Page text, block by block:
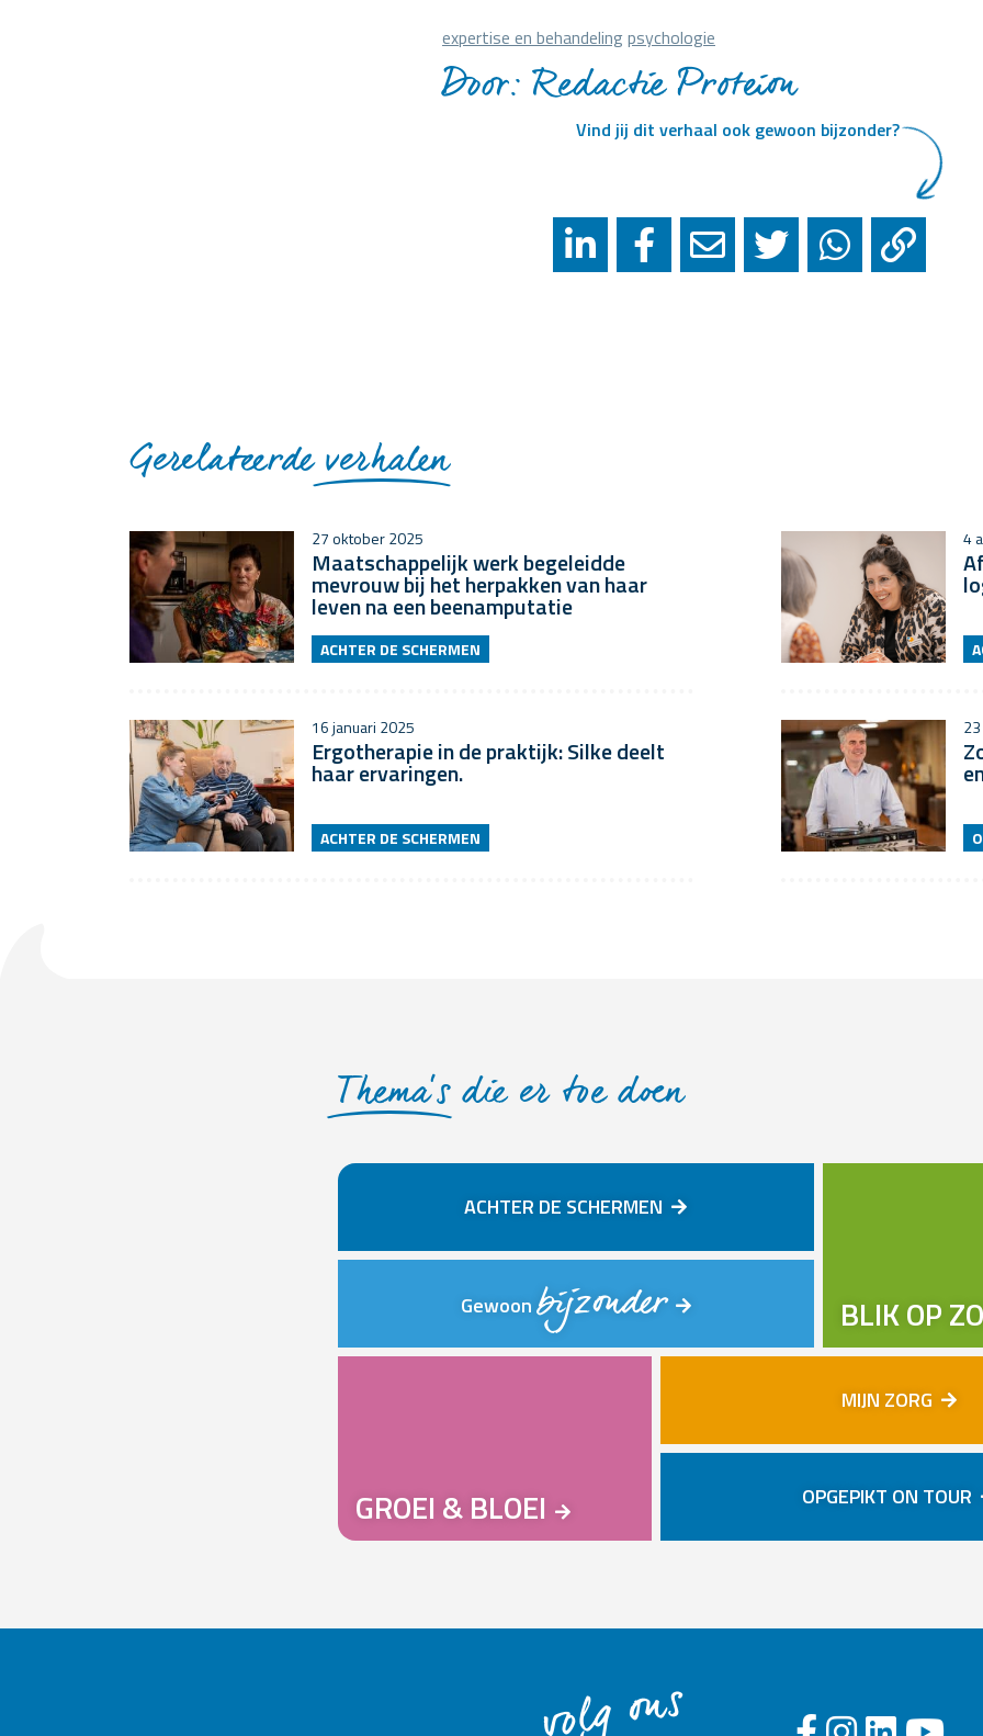
expertise en behandeling psychologie
Door: Redactie Proteion
Vind jij dit verhaal ook gewoon bijzonder?
Gerelateerde verhalen
27 oktober 2025
Maatschappelijk werk begeleidde
mevrouw bij het herpakken van haar
leven na een beenamputatie
ACHTER DE SCHERMEN
4
16 januari 2025
Ergotherapie in de praktijk: Silke deelt
haar ervaringen.
ACHTER DE SCHERMEN
Thema’sdie er toe doen
ACHTER DE SCHERMEN
BLIK OP
Gewoonbijzonder
GROEI & BLOEI
MIJN ZORG
OPGEPIKT ON TOUR
volg ons